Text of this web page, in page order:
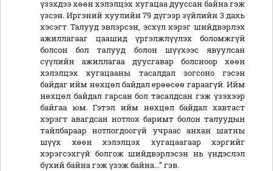
үзэхдээ хөөн хэлэлцэх хугацаа дууссан байна гэж
үзсэн. Иргэний хуулийн 79 дүгээр зүйлийн 3 дахь
хэсэгт Талууд эвлэрсэн, эсхүл хэрэг шийдвэрлэх
ажиллагааг цаашид үргэлжлүүлэх боломжгүй
болсон бол талууд болон шүүхээс явуулсан
сүүлийн ажиллагаа дуусгавар болсноор хөөн
хэлэлцэх хугацааны тасалдал зогсоно гэсэн
байдаг ийм нөхцөл байдал ерөөсөө гараагүй. Ийм
нөхцөл байдал гарсан бол тасалдсан гэж үзэхээр
байгаа юм. Гэтэл ийм нөхцөл байдал хавтаст
хэрэгт авагдсан нотлох баримт болон талуудын
тайлбараар нотлогдоогүй учраас анхан шатны
шүүх хөөн хэлэлцэх хугацаагаар хэргийг
хэрэгсэхгүй болгож шийдвэрлэсэн нь үндэслэл
бүхий байна гэж үзэж байна...” гэв.